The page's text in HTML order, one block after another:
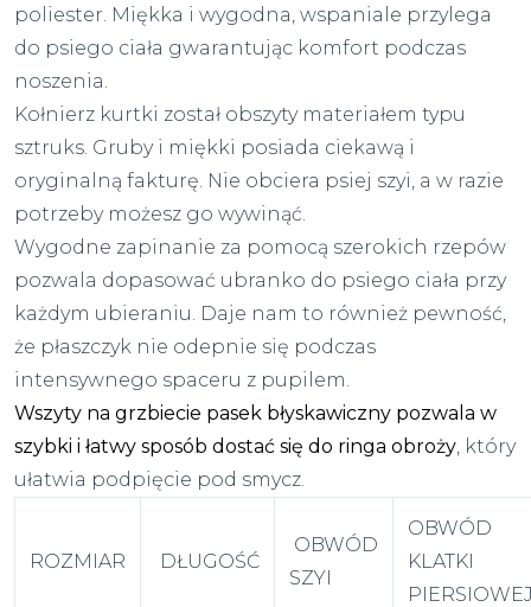
poliester. Miękka i wygodna, wspaniale przylega
do psiego ciała gwarantując komfort podczas
noszenia.
Kołnierz kurtki został obszyty materiałem typu
sztruks. Gruby i miękki posiada ciekawą i
oryginalną fakturę. Nie obciera psiej szyi, a w razie
potrzeby możesz go wywinąć.
Wygodne zapinanie za pomocą szerokich rzepów
pozwala dopasować ubranko do psiego ciała przy
każdym ubieraniu. Daje nam to również pewność,
że płaszczyk nie odepnie się podczas
intensywnego spaceru z pupilem.
Wszyty na grzbiecie pasek błyskawiczny pozwala w
szybki i łatwy sposób dostać się do ringa obroży , który
ułatwia podpięcie pod smycz.
ROZMIAR DŁUGOŚĆ
OBWÓD
SZYI
OBWÓD
KLATKI